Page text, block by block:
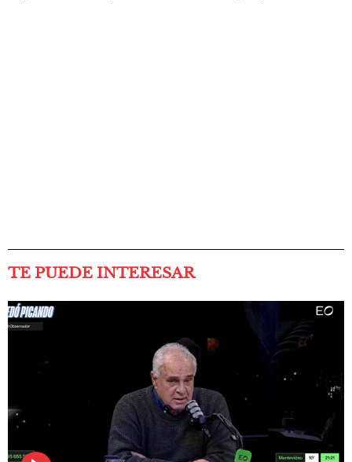
TE PUEDE INTERESAR